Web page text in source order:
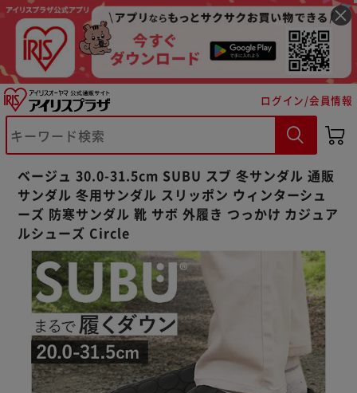
ログイン/会員情報
ベージュ 30.0-31.5cm SUBU スブ 冬サンダル 通販
サンダル 冬用サンダル スリッポン ウィンターシュ
ーズ 防寒サンダル 靴 サボ 外履き つっかけ カジュア
ルシューズ Circle
※ご確認ください
カートに入れる 購入手続きへ